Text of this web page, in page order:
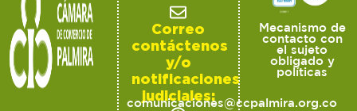
Correo
contáctenos
y/o
notificaciones
judiciales:
comunicaciones@ccpalmira.org.co
Mecanismo de
contacto con
el sujeto
obligado y
políticas